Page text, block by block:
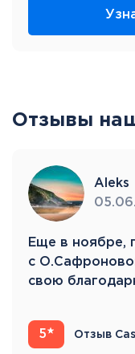
Отзывы
Aleks
Eще в ноябре,
с
свою
5 Отзыв